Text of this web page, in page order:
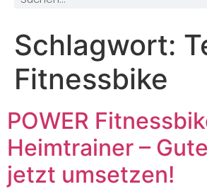
Schlagwort:
Fitnessbike
POWER
Heimtrainer –
jetzt umsetzen!